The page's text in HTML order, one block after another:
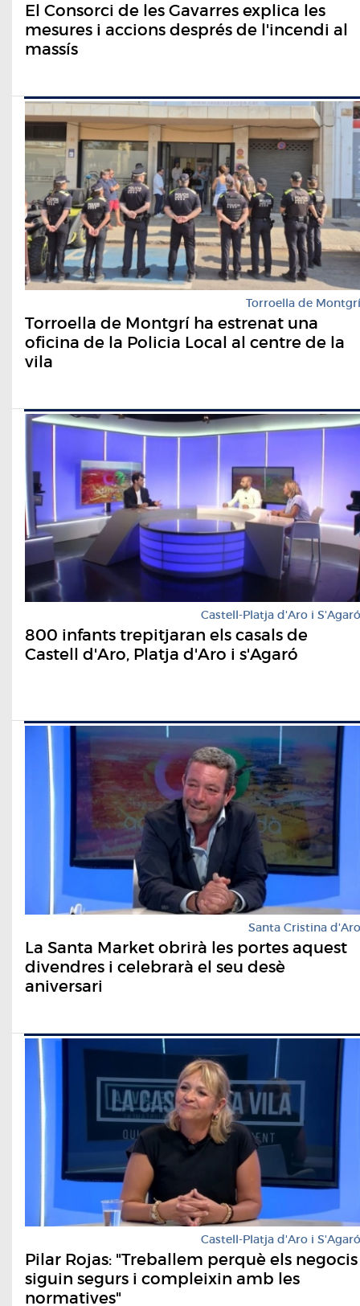
El Consorci de les Gavarres explica les
mesures i accions després de l'incendi al
massís
Torroella de Montgrí
Torroella de Montgrí ha estrenat una
oficina de la Policia Local al centre de la
vila
Castell-Platja d'Aro i S'Agaró
800 infants trepitjaran els casals de
Castell d'Aro, Platja d'Aro i s'Agaró
Santa Cristina d'Aro
La Santa Market obrirà les portes aquest
divendres i celebrarà el seu desè
aniversari
Castell-Platja d'Aro i S'Agaró
Pilar Rojas: "Treballem perquè els negocis
siguin segurs i compleixin amb les
normatives"